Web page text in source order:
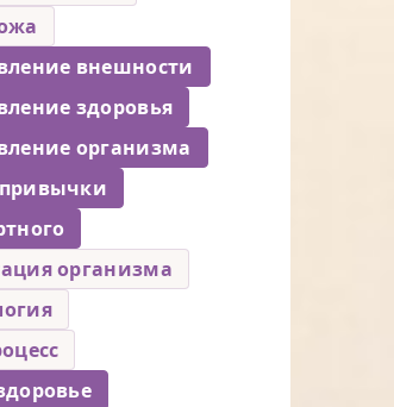
внешности
здоровья
организма
организма